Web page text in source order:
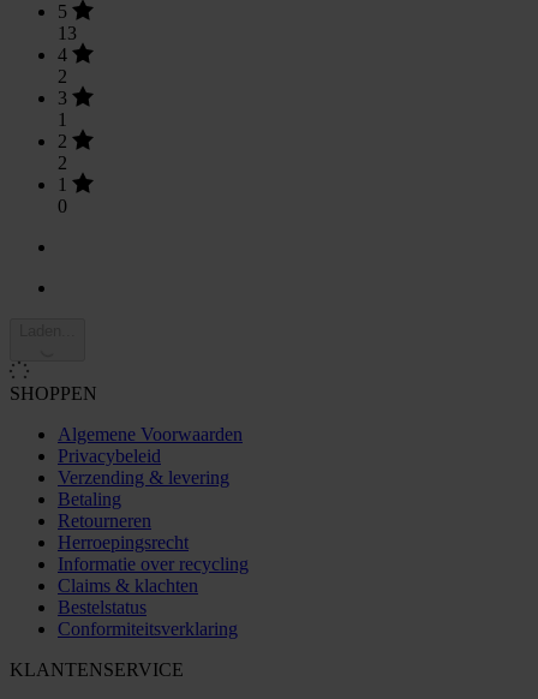
5
13
4
2
3
1
2
2
1
0
SHOPPEN
Algemene Voorwaarden
Privacybeleid
Verzending & levering
Betaling
Retourneren
Herroepingsrecht
Informatie over recycling
Claims & klachten
Bestelstatus
Conformiteitsverklaring
KLANTENSERVICE